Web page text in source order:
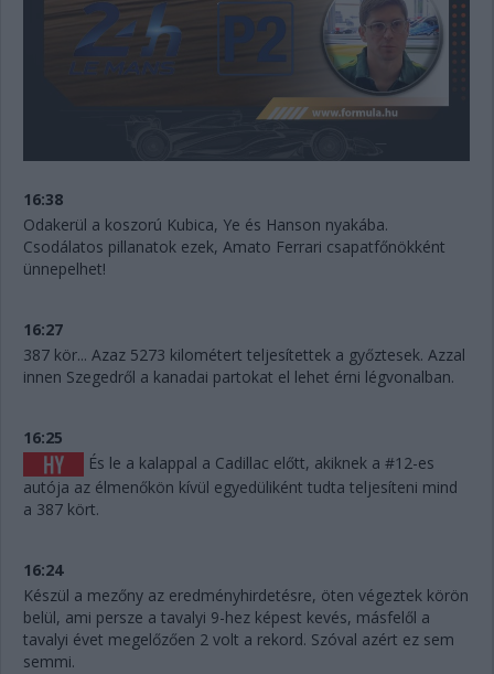
16:38
Odakerül a koszorú Kubica, Ye és Hanson nyakába.
Csodálatos pillanatok ezek, Amato Ferrari csapatfőnökként
ünnepelhet!
16:27
387 kör... Azaz 5273 kilométert teljesítettek a győztesek. Azzal
innen Szegedről a kanadai partokat el lehet érni légvonalban.
16:25
És le a kalappal a Cadillac előtt, akiknek a #12-es
autója az élmenőkön kívül egyedüliként tudta teljesíteni mind
a 387 kört.
16:24
Készül a mezőny az eredményhirdetésre, öten végeztek körön
belül, ami persze a tavalyi 9-hez képest kevés, másfelől a
tavalyi évet megelőzően 2 volt a rekord. Szóval azért ez sem
semmi.